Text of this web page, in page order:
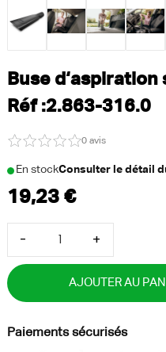
Buse
Réf :2.863-316.0
0 avis
En stockConsulter le détail
- +
AJOUTER AU
Paiements sécurisés